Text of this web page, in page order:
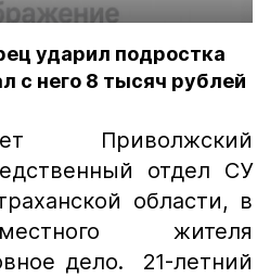
ударил подростка
с него 8 тысяч рублей
Приволжский
отдел СУ
области, в
жителя
дело. 21-летний